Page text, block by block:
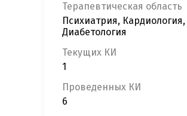
Терапевтическая область
Психиатрия, Кардиология,
Диабетология
Текущих КИ
1
Проведенных КИ
6